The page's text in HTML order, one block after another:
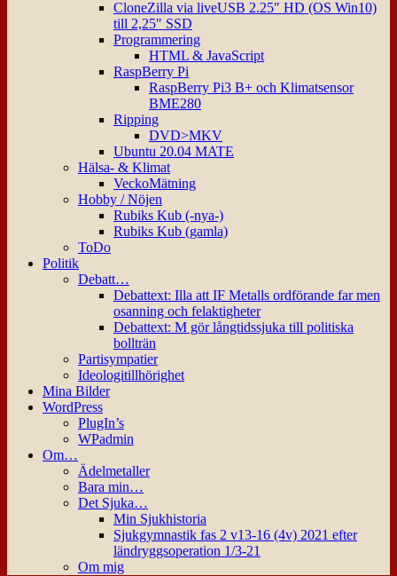
CloneZilla via liveUSB 2.25″ HD (OS Win10)
till 2,25″ SSD
Programmering
HTML & JavaScript
RaspBerry Pi
RaspBerry Pi3 B+ och Klimatsensor
BME280
Ripping
DVD>MKV
Ubuntu 20.04 MATE
Hälsa- & Klimat
VeckoMätning
Hobby / Nöjen
Rubiks Kub (-nya-)
Rubiks Kub (gamla)
ToDo
Politik
Debatt…
Debattext: Illa att IF Metalls ordförande far men
osanning och felaktigheter
Debattext: M gör långtidssjuka till politiska
bollträn
Partisympatier
Ideologitillhörighet
Mina Bilder
WordPress
PlugIn’s
WPadmin
Om…
Ädelmetaller
Bara min…
Det Sjuka…
Min Sjukhistoria
Sjukgymnastik fas 2 v13-16 (4v) 2021 efter
ländryggsoperation 1/3-21
Om mig